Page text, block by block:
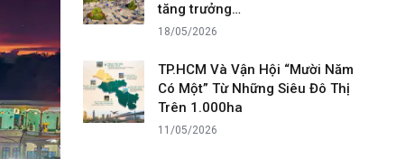
tăng trưởng…
18/05/2026
TP.HCM Và Vận Hội “Mười Năm
Có Một” Từ Những Siêu Đô Thị
Trên 1.000ha
11/05/2026